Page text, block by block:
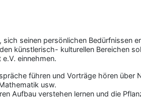
seinen persönlichen Bedürfnissen
künstlerisch- kulturellen Bereichen
einnehmen.
führen und Vorträge hören über
usw.
Aufbau verstehen lernen und die